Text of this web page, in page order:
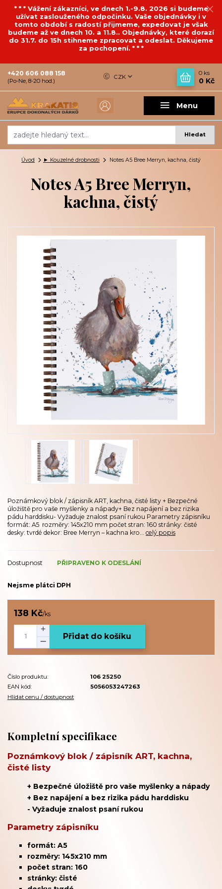
* * * Vážení zákazníci, ve dnech 1.-9.8. 2026 si budeme
užívat zaslouženého odpočinku. Vaše objednávky i v
tomto období s radostí přijmeme, expedovat je však
budeme až ve dnech 10. a 11.8.. Objednávky, které dorazí
do 31.7. do 15h stihneme zpracovat a odeslat. Děkujeme
za pochopení. * * *
Menu
CZK
Hledat
+420 606 088 158
(Po-Ne, 8-20 hod.)
0 ks
0 Kč
Úvod ► Kouzelné drobnosti Notes A5 Bree Merryn, kachna, čistý
Notes A5 Bree Merryn,
kachna, čistý
Poznámkový blok / zápisník ART, kachna, čisté listy + Bezpečné
úložiště pro vaše myšlenky a nápady+ Bez napájení a bez rizika
pádu harddisku- Vyžaduje znalost psaní rukou Parametry zápisníku
formát: A5 rozměry: 145x210 mm počet stran: 160 stránky: čisté
desky: tvrdé dekor: Bree Merryn – kachna kro... celý popis
Dostupnost PŘIPRAVENO K ODESLÁNÍ
Nejsme plátci DPH
138 Kč/ks
Přidat do košíku
Číslo produktu:
106 25250
EAN kód:
5056053247263
Hlídat cenu / dostupnost
Kompletní specifikace
Poznámkový blok / zápisník ART, kachna,
čisté listy
+ Bezpečné úložiště pro vaše myšlenky a nápady
+ Bez napájení a bez rizika pádu harddisku
- Vyžaduje znalost psaní rukou
Parametry zápisníku
formát: A5
rozměry: 145x210 mm
počet stran: 160
stránky: čisté